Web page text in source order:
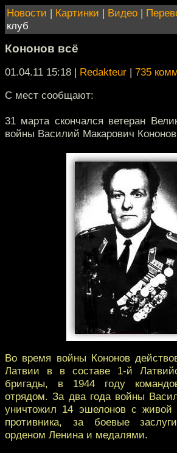
Новости | Картинки | Видео |
клуб
Кононов всё
01.04.11 15:18 | Redakteur | 735
С мест сообщают:
31 марта скончался ветеран
войны Василий Макарович
Во время войны Кононов
Латвии в в составе 1-й
бригады, в 1944 году
отрядом. За два года войны
уничтожил 14 эшелонов с живой
противника, за боевые
орденом Ленина и медалями.